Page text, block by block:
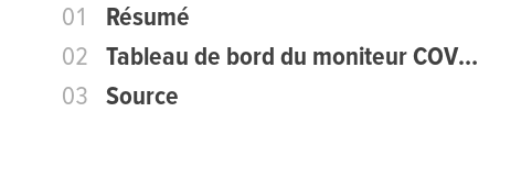
01
Résumé
02
Tableau de bord du moniteur COVID-19 sur les prix des produits alimentaires en Afrique
03 Source